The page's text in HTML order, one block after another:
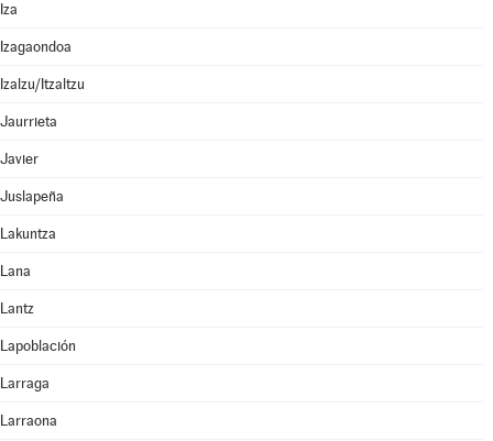
Iza
Izagaondoa
Izalzu/Itzaltzu
Jaurrieta
Javier
Juslapeña
Lakuntza
Lana
Lantz
Lapoblación
Larraga
Larraona